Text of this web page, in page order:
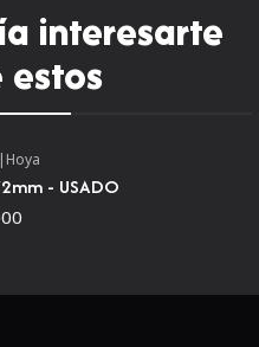
interesarte
| Hoya
- USADO